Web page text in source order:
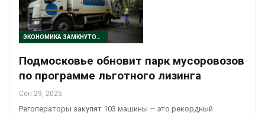
ЭКОНОМИКА ЗАМКНУТОГО ЦИКЛА
Подмосковье обновит парк мусоровозов
по программе льготного лизинга
Сен 29, 2025
Регоператоры закупят 103 машины — это рекордный